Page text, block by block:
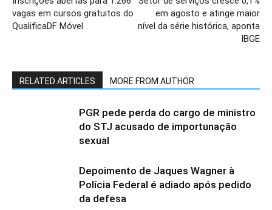
vagas em cursos gratuitos do
QualificaDF Móvel
em agosto e atinge maior
nível da série histórica, aponta
IBGE
RELATED ARTICLES MORE FROM AUTHOR
PGR pede perda do cargo de ministro
do STJ acusado de importunação
sexual
Depoimento de Jaques Wagner à
Polícia Federal é adiado após pedido
da defesa